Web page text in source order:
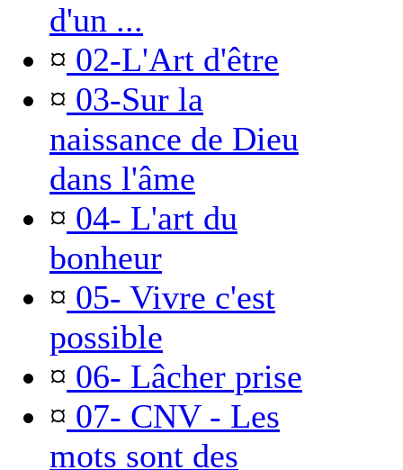
d'un ...
¤ 02-L'Art d'être
¤ 03-Sur la
naissance de Dieu
dans l'âme
¤ 04- L'art du
bonheur
¤ 05- Vivre c'est
possible
¤ 06- Lâcher prise
¤ 07- CNV - Les
mots sont des